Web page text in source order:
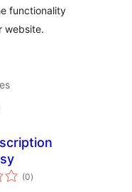
functionality
website.
(0puntuacions
totals
)